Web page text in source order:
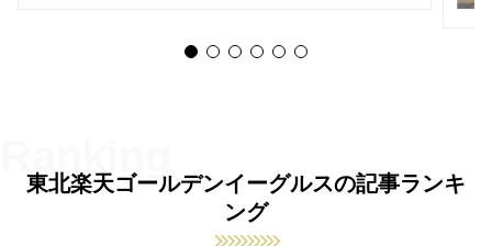
東北楽天ゴールデンイーグルスの記事ランキ
ング